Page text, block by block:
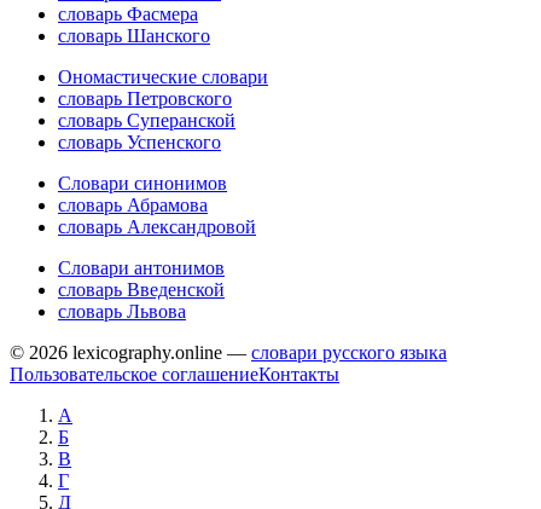
словарь Фасмера
словарь Шанского
Ономастические словари
словарь Петровского
словарь Суперанской
словарь Успенского
Словари синонимов
словарь Абрамова
словарь Александровой
Словари антонимов
словарь Введенской
словарь Львова
© 2026 lexicography.online — словари русского языка
Пользовательское соглашениеКонтакты
А
Б
В
Г
Д